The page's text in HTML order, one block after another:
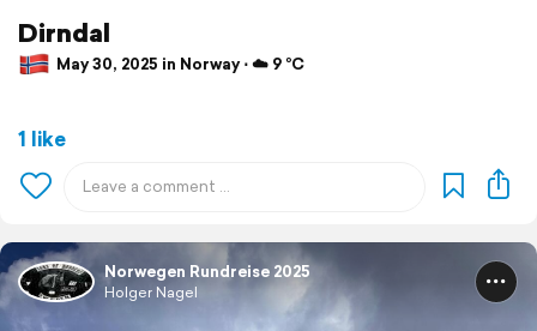
Dirndal
May 30, 2025 in Norway ⋅ ☁️ 9 °C
1 like
Norwegen Rundreise 2025
Holger Nagel